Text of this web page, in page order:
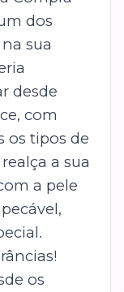
dos
sua
desde
com
os tipos de
a sua
a pele
os